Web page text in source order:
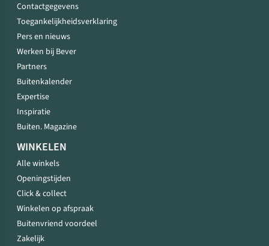
Contactgegevens
Toegankelijkheidsverklaring
Pers en nieuws
Werken bij Bever
Partners
Buitenkalender
Expertise
Inspiratie
Buiten. Magazine
WINKELEN
Alle winkels
Openingstijden
Click & collect
Winkelen op afspraak
Buitenvriend voordeel
Zakelijk